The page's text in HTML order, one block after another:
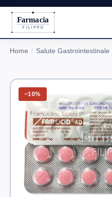
Farmacia
FILIPPO
Home Salute Gastrointestinale
−10%